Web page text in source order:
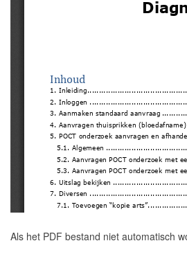
Als het PDF bestand niet automatisch